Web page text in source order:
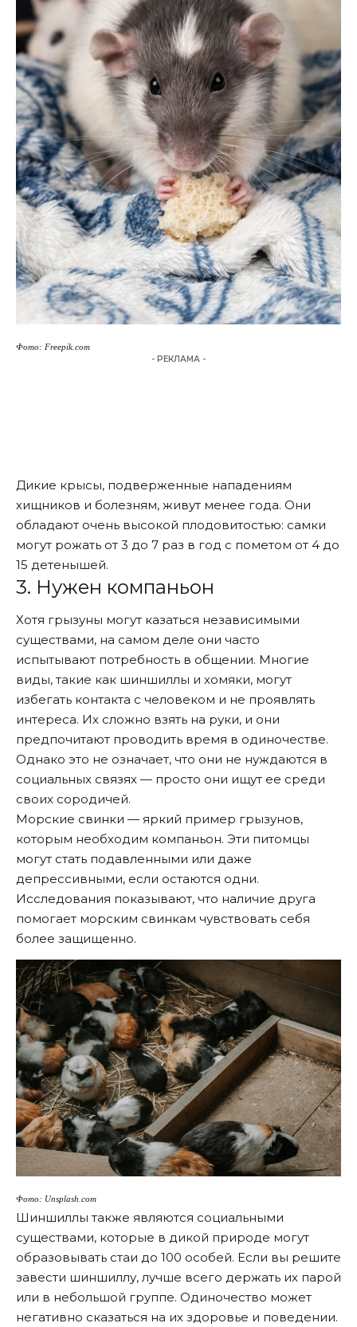
Фото: Freepik.com
- РЕКЛАМА -
Дикие крысы, подверженные нападениям
хищников и болезням, живут менее года. Они
обладают очень высокой плодовитостью: самки
могут рожать от 3 до 7 раз в год с пометом от 4 до
15 детенышей.
3. Нужен компаньон
Хотя грызуны могут казаться независимыми
существами, на самом деле они часто
испытывают потребность в общении. Многие
виды, такие как шиншиллы и хомяки, могут
избегать контакта с человеком и не проявлять
интереса. Их сложно взять на руки, и они
предпочитают проводить время в одиночестве.
Однако это не означает, что они не нуждаются в
социальных связях — просто они ищут ее среди
своих сородичей.
Морские свинки — яркий пример грызунов,
которым необходим компаньон. Эти питомцы
могут стать подавленными или даже
депрессивными, если остаются одни.
Исследования показывают, что наличие друга
помогает морским свинкам чувствовать себя
более защищенно.
Фото: Unsplash.com
Шиншиллы также являются социальными
существами, которые в дикой природе могут
образовывать стаи до 100 особей. Если вы решите
завести шиншиллу, лучше всего держать их парой
или в небольшой группе. Одиночество может
негативно сказаться на их здоровье и поведении.